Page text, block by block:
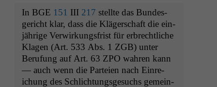
In BGE 151 III 217 stellte das Bun­des­
gericht klar, dass die Kläger­schaft die ein­
jährige Ver­wirkungs­frist für erbrechtliche
Kla­gen (Art. 533 Abs. 1 ZGB) unter
Beru­fung auf Art. 63 ZPO wahren kann
— auch wenn die Parteien nach Ein­re­
ichung des Schlich­tungs­ge­suchs gemein­